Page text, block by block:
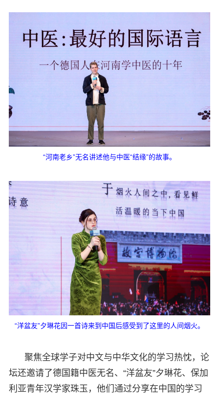
“河南老乡”无名讲述他与中医“结缘”的故事。
“洋盆友”夕琳花因一首诗来到中国后感受到了这里的人间烟火。
聚焦全球学子对中文与中华文化的学习热忱，论
坛还邀请了德国籍中医无名、“洋盆友”夕琳花、保加
利亚青年汉学家珠玉，他们通过分享在中国的学习